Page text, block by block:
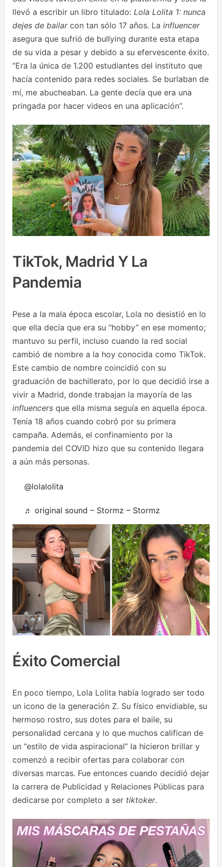
llevó a escribir un libro titulado: Lola Lolita 1: nunca
dejes de bailarcon tan sólo 17 años. La influencer
asegura que sufrió de bullying durante esta etapa
de su vida a pesar y debido a su efervescente éxito.
“Era la única de 1.200 estudiantes del instituto que
hacía contenido para redes sociales. Se burlaban de
mí, me abucheaban. La gente decía que era una
pringada por hacer videos en una aplicación”.
TikTok, Madrid Y La
Pandemia
Pese a la mala época escolar, Lola no desistió en lo
que ella decía que era su “hobby” en ese momento;
mantuvo su perfil, incluso cuando la red social
cambió de nombre a la hoy conocida como TikTok.
Este cambio de nombre coincidió con su
graduación de bachillerato, por lo que decidió irse a
vivir a Madrid, donde trabajan la mayoría de las
influencers que ella misma seguía en aquella época.
Tenía 18 años cuando cobró por su primera
campaña. Además, el confinamiento por la
pandemia del COVID hizo que su contenido llegara
a aún más personas.
@lolalolita
♬ original sound – Stormz – Stormz
Éxito Comercial
En poco tiempo, Lola Lolita había logrado ser todo
un icono de la generación Z. Su físico envidiable, su
hermoso rostro, sus dotes para el baile, su
personalidad cercana y lo que muchos califican de
un “estilo de vida aspiracional” la hicieron brillar y
comenzó a recibir ofertas para colaborar con
diversas marcas. Fue entonces cuando decidió dejar
la carrera de Publicidad y Relaciones Públicas para
dedicarse por completo a ser tiktoker.